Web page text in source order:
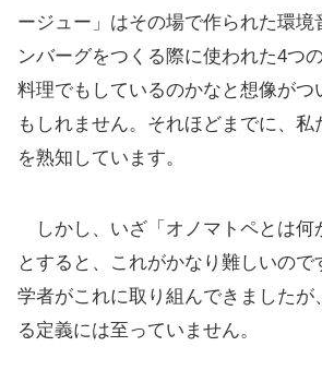
ージュー」はその場で作られた環境
ンバーグをつくる際に使われた4つ
料理でもしているのかなと想像がつ
もしれません。それほどまでに、
を熟知しています。
しかし、いざ「オノマトペとは何
とすると、これがかなり難しいの
学者がこれに取り組んできましたが
る定義には至っていません。